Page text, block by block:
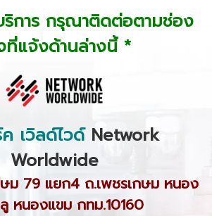
ริการ กรุณาติดต่อตามช่อง
ที่แจ้งด้านล่างนี้ *
ค เวิลด์ไวด์ Network
Worldwide
ม 79 แยก4 ถ.เพชรเกษม หนอง
หนองแขม กทม.10160